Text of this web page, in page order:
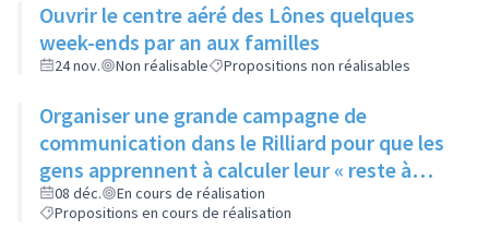
Ouvrir le centre aéré des Lônes quelques
week-ends par an aux familles
24 nov. Non réalisable Propositions non réalisables
Organiser une grande campagne de
communication dans le Rilliard pour que les
gens apprennent à calculer leur « reste à
vivre »
08 déc.
En cours de réalisation
Propositions en cours de réalisation